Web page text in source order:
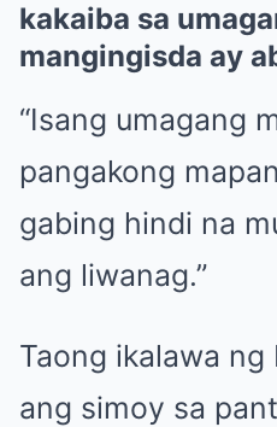
kakaiba sa
mangingisda ay
“Isang umagang
pangakong
gabing hindi na
ang liwanag.”
Taong ikalawa ng
ang simoy sa